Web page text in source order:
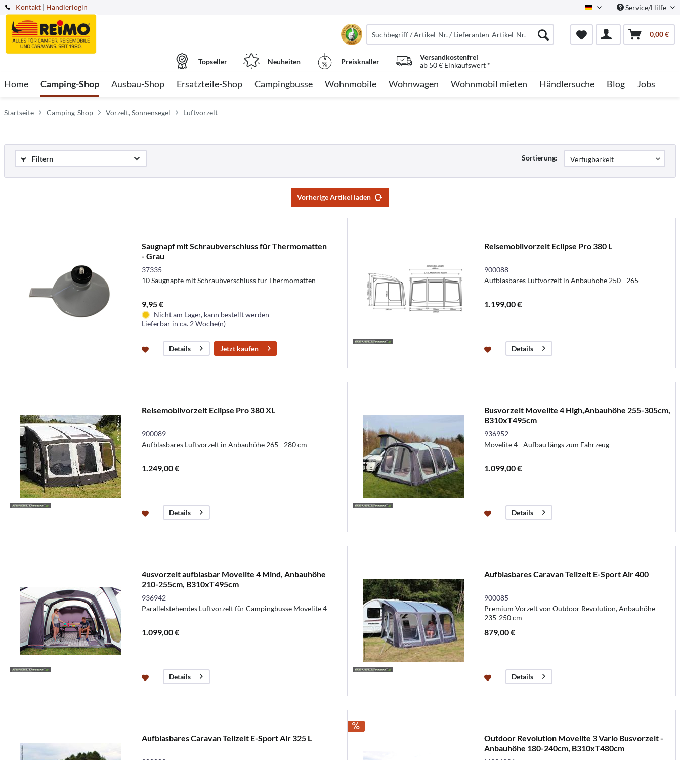
Kontakt German Service/Hilfe
| Händlerlogin
0,00 €
Topseller Neuheiten Preisknaller
Versandkostenfrei
ab 50 € Einkaufswert *
Home Camping-Shop Ausbau-Shop Ersatzteile-Shop Campingbusse Wohnmobile Wohnwagen Wohnmobil mieten Händlersuche Blog Jobs
Startseite Camping-Shop Vorzelt, Sonnensegel Luftvorzelt
Filtern Sortierung:
Vorherige Artikel laden
Saugnapf mit Schraubverschluss für Thermomatten
- Grau
37335
10 Saugnäpfe mit Schraubverschluss für Thermomatten
9,95 €
Nicht am Lager, kann bestellt werden
Lieferbar in ca. 2 Woche(n)
Details Jetzt kaufen
Reisemobilvorzelt Eclipse Pro 380 L
900088
Aufblasbares Luftvorzelt in Anbauhöhe 250 - 265
1.199,00 €
Details
Reisemobilvorzelt Eclipse Pro 380 XL
900089
Aufblasbares Luftvorzelt in Anbauhöhe 265 - 280 cm
1.249,00 €
Details
Busvorzelt Movelite 4 High,Anbauhöhe 255-305cm,
B310xT495cm
936952
Movelite 4 - Aufbau längs zum Fahrzeug
1.099,00 €
Details
4usvorzelt aufblasbar Movelite 4 Mind, Anbauhöhe
210-255cm, B310xT495cm
936942
Parallelstehendes Luftvorzelt für Campingbusse Movelite 4
1.099,00 €
Details
Aufblasbares Caravan Teilzelt E-Sport Air 400
900085
Premium Vorzelt von Outdoor Revolution, Anbauhöhe
235-250 cm
879,00 €
Details
Aufblasbares Caravan Teilzelt E-Sport Air 325 L
Outdoor Revolution Movelite 3 Vario Busvorzelt -
Anbauhöhe 180-240cm, B310xT480cm